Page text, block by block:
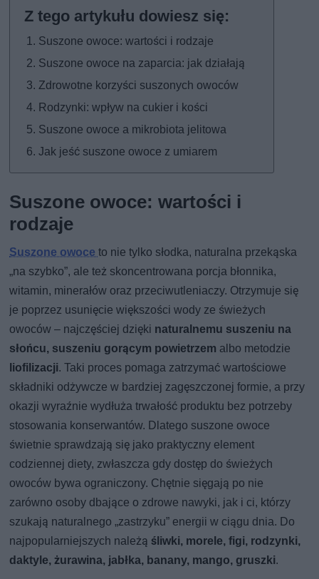
Suszone owoce: wartości i rodzaje
Suszone owoce na zaparcia: jak działają
Zdrowotne korzyści suszonych owoców
Rodzynki: wpływ na cukier i kości
Suszone owoce a mikrobiota jelitowa
Jak jeść suszone owoce z umiarem
Suszone owoce: wartości i
rodzaje
Suszone owoceto nie tylko słodka, naturalna przekąska
„na szybko”, ale też skoncentrowana porcja błonnika,
witamin, minerałów oraz przeciwutleniaczy. Otrzymuje się
je poprzez usunięcie większości wody ze świeżych
owoców – najczęściej dzięki naturalnemu suszeniu na
słońcu, suszeniu gorącym powietrzem albo metodzie
liofilizacji. Taki proces pomaga zatrzymać wartościowe
składniki odżywcze w bardziej zagęszczonej formie, a przy
okazji wyraźnie wydłuża trwałość produktu bez potrzeby
stosowania konserwantów. Dlatego suszone owoce
świetnie sprawdzają się jako praktyczny element
codziennej diety, zwłaszcza gdy dostęp do świeżych
owoców bywa ograniczony. Chętnie sięgają po nie
zarówno osoby dbające o zdrowe nawyki, jak i ci, którzy
szukają naturalnego „zastrzyku” energii w ciągu dnia. Do
najpopularniejszych należąśliwki, morele, figi, rodzynki,
daktyle, żurawina, jabłka, banany, mango, gruszki.